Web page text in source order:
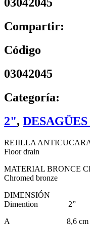
03042045
Compartir:
Código
03042045
Categoría:
2",
REJILLA
Floor drain
MATERIAL BRONCE
Chromed bronze
DIMENSIÓN
Dimention 2”
A 8,6 cm